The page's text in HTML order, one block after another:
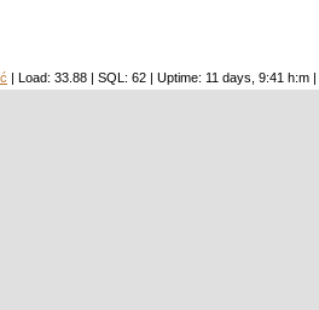
| Load: 33.88 | SQL: 62 | Uptime: 11 days, 9:41